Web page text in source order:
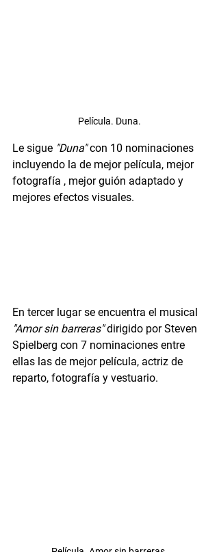
Película. Duna.
Le sigue "Duna" con 10 nominaciones
incluyendo la de mejor película, mejor
fotografía , mejor guión adaptado y
mejores efectos visuales.
En tercer lugar se encuentra el musical
"Amor sin barreras" dirigido por Steven
Spielberg con 7 nominaciones entre
ellas las de mejor película, actriz de
reparto, fotografía y vestuario.